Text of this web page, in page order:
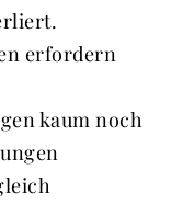
erfordern
kaum noch